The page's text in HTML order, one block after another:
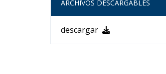
ARCHIVOS DESCARGABLES
descargar